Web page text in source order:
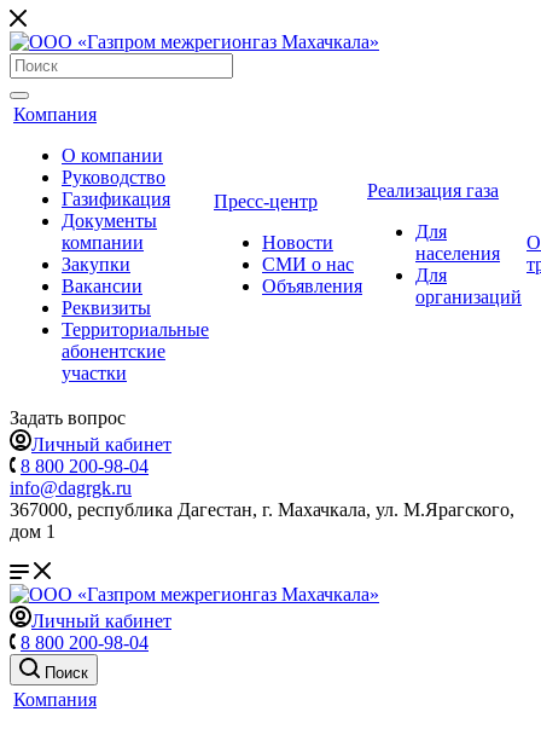
Компания
О компании
Руководство
Газификация
Документы
компании
Закупки
Вакансии
Реквизиты
Территориальные
абонентские
участки
Пресс-центр
Новости
СМИ о нас
Объявления
Реализация газа
Для
населения
Для
организаций
Задать вопрос
Личный кабинет
8 800 200-98-04
info@dagrgk.ru
367000, республика Дагестан, г. Махачкала, ул. М.Ярагского,
дом 1
Личный кабинет
8 800 200-98-04
Поиск
Компания